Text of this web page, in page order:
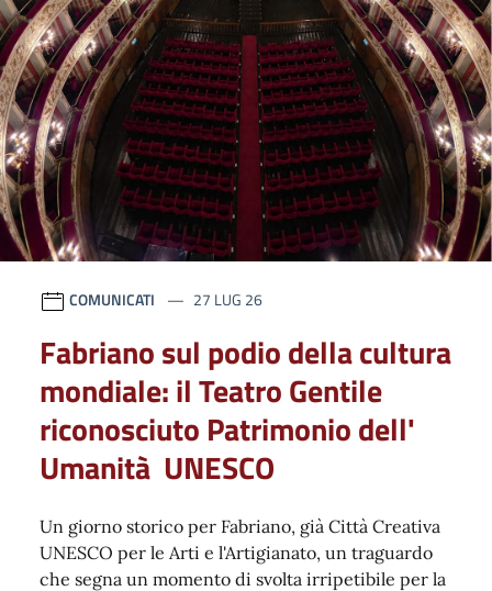
COMUNICATI 27 LUG 26
Fabriano sul podio della cultura
mondiale: il Teatro Gentile
riconosciuto Patrimonio dell'
Umanità UNESCO
Un giorno storico per Fabriano, già Città Creativa
UNESCO per le Arti e l'Artigianato, un traguardo
che segna un momento di svolta irripetibile per la